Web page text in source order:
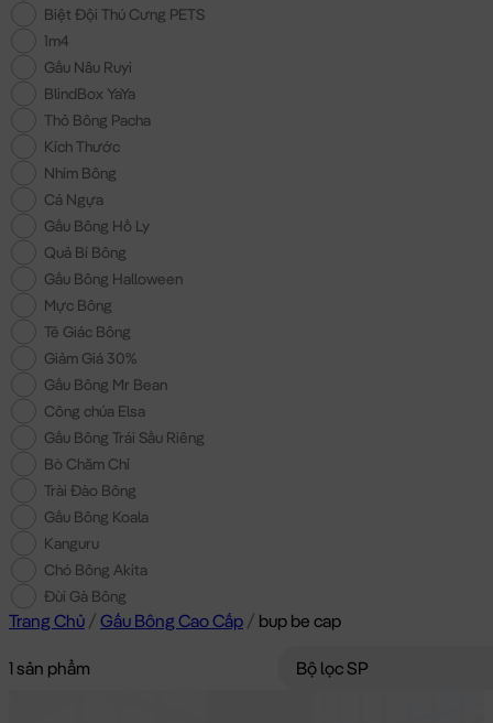
Biệt Đội Thú Cưng PETS
1m4
Gấu Nâu Ruyi
BlindBox YaYa
Thỏ Bông Pacha
Kích Thước
Nhím Bông
Cá Ngựa
Gấu Bông Hồ Ly
Quả Bí Bông
Gấu Bông Halloween
Mực Bông
Tê Giác Bông
Giảm Giá 30%
Gấu Bông Mr Bean
Công chúa Elsa
Gấu Bông Trái Sầu Riêng
Bò Chăm Chỉ
Trài Đào Bông
Gấu Bông Koala
Kanguru
Chó Bông Akita
Đùi Gà Bông
Trang Chủ / Gấu Bông Cao Cấp / bup be cap
1 sản phẩm Bộ lọc SP